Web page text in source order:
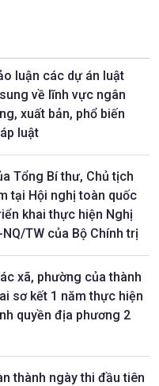
luận các dự án luật
về lĩnh vực ngân
xuất bản, phổ biến
luật
Tổng Bí thư, Chủ tịch
tại Hội nghị toàn quốc
khai thực hiện Nghị
TW của Bộ Chính trị
xã, phường của thành
sơ kết 1 năm thực hiện
quyền địa phương 2
thành ngày thi đầu tiên